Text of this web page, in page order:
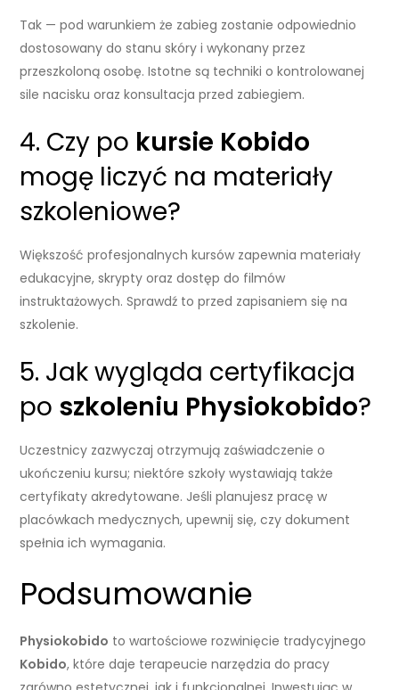
Tak — pod warunkiem że zabieg zostanie odpowiednio
dostosowany do stanu skóry i wykonany przez
przeszkoloną osobę. Istotne są techniki o kontrolowanej
sile nacisku oraz konsultacja przed zabiegiem.
4. Czy po kursie Kobido
mogę liczyć na materiały
szkoleniowe?
Większość profesjonalnych kursów zapewnia materiały
edukacyjne, skrypty oraz dostęp do filmów
instruktażowych. Sprawdź to przed zapisaniem się na
szkolenie.
5. Jak wygląda certyfikacja
po szkoleniu Physiokobido?
Uczestnicy zazwyczaj otrzymują zaświadczenie o
ukończeniu kursu; niektóre szkoły wystawiają także
certyfikaty akredytowane. Jeśli planujesz pracę w
placówkach medycznych, upewnij się, czy dokument
spełnia ich wymagania.
Podsumowanie
Physiokobido to wartościowe rozwinięcie tradycyjnego
Kobido, które daje terapeucie narzędzia do pracy